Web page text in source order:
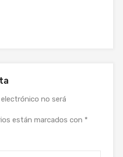
no será
están marcados con *